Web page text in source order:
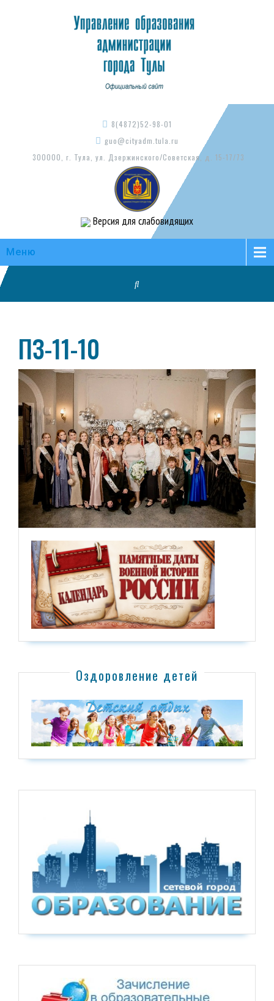
8(4872)52-98-01
guo@cityadm.tula.ru
300000, г. Тула, ул. Дзержинского/Советская, д. 15-17/73
Версия для слабовидящих
Меню
ПЗ-11-10
Оздоровление детей